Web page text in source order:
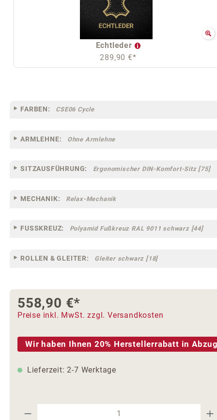
Echtleder
289,90 €*
FARBEN: CSE06 Cycle
ARMLEHNE: Ohne Armlehne
SITZAUSFÜHRUNG: Ergonomischer DIN-Komfort-Sitz [75]
MECHANIK: Relax-Mechanik
FUSSKREUZ: Polyamid Fußkreuz RAL 9011 schwarz [44]
ROLLEN & GLEITER: Gleiter schwarz [18]
558,90 €*
Preise inkl. MwSt. zzgl. Versandkosten
Wir haben Ihnen 20% Herstellerrabatt in
Lieferzeit: 2-7 Werktage
Produkt Anzahl: Gib den